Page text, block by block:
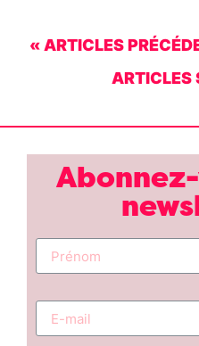
« ARTICLES
ARTICLES